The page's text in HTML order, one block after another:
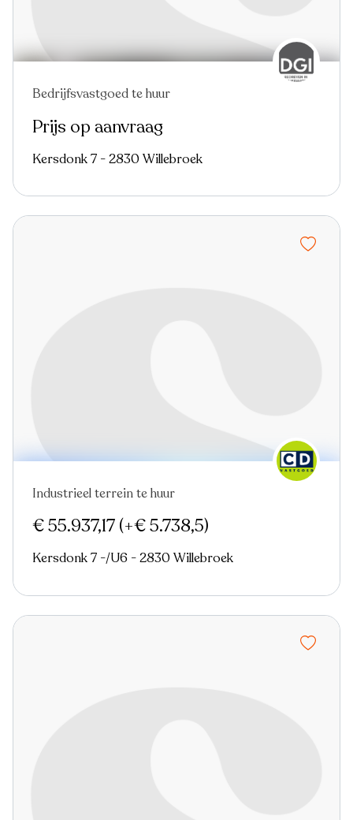
Bedrijfsvastgoed te huur
Prijs op aanvraag
Kersdonk 7 - 2830 Willebroek
Virtual tour
Industrieel terrein te huur
€ 55.937,17 (+€ 5.738,5)
Kersdonk 7 -/U6 - 2830 Willebroek